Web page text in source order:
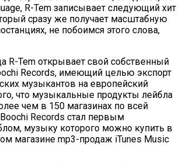
R-Tem записывает следующий хит
сразу же получает масштабную
не побоимся этого слова,
R-Tem открывает свой собственный
Records, имеющий целью экспорт
музыкантов на европейский
что музыкальные продукты лейбла
чем в 150 магазинах по всей
Records стал первым
музыку которого можно купить в
магазине mp3-продаж iTunes Music